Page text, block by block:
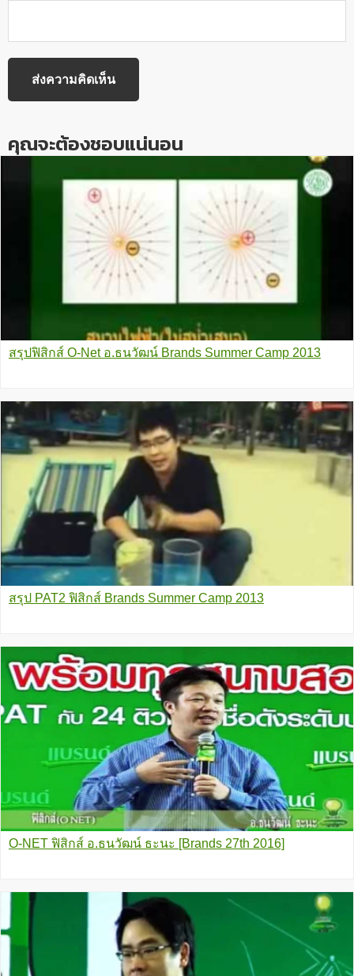
คุณจะต้องชอบแน่นอน
สรุปฟิสิกส์ O-Net อ.ธนวัฒน์ Brands Summer Camp 2013
สรุป PAT2 ฟิสิกส์ Brands Summer Camp 2013
O-NET ฟิสิกส์ อ.ธนวัฒน์ ธะนะ [Brands 27th 2016]